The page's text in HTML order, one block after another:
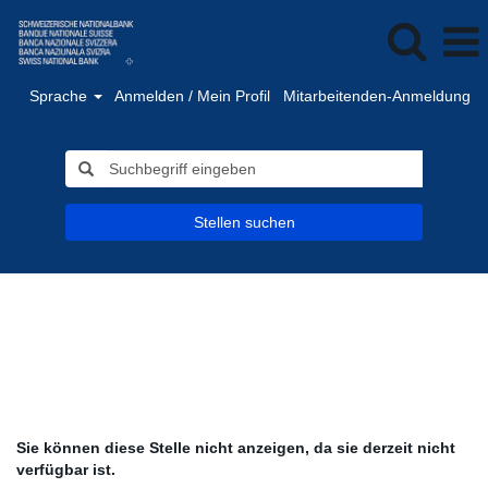
Sprache Anmelden / Mein Profil Mitarbeitenden-Anmeldung
Stellen suchen
Sie können diese Stelle nicht anzeigen, da sie derzeit nicht
verfügbar ist.